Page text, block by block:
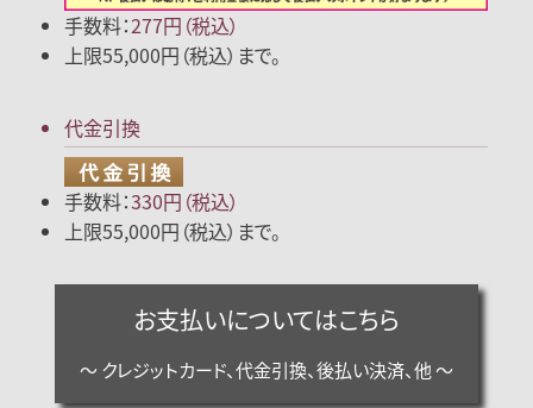
手数料：277円（税込）
上限55,000円（税込）まで。
代金引換
手数料：330円（税込）
上限55,000円（税込）まで。
お支払いについてはこちら
～ クレジットカード、代金引換、後払い決済、他 ～